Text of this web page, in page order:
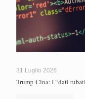
31 Luglio 2026
Trump-Cina: i “dati